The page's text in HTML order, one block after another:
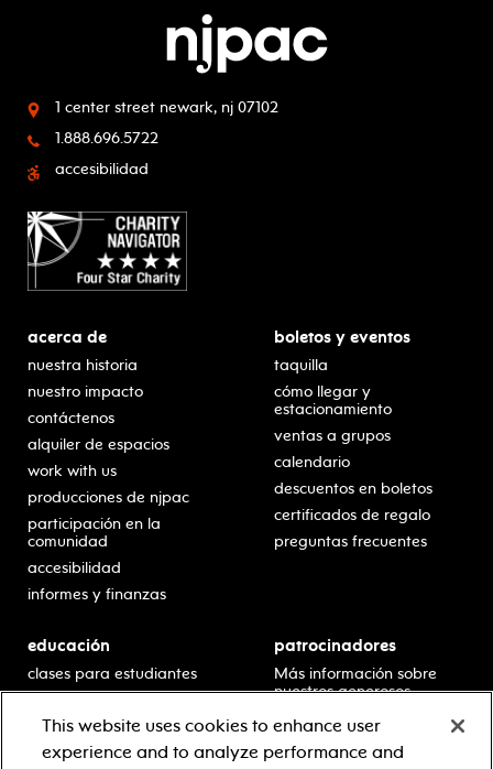
1 center street newark, nj 07102
1.888.696.5722
accesibilidad
acerca de
nuestra historia
nuestro impacto
contáctenos
alquiler de espacios
work with us
producciones de njpac
participación en la
comunidad
accesibilidad
informes y finanzas
boletos y eventos
taquilla
cómo llegar y
estacionamiento
ventas a grupos
calendario
descuentos en boletos
certificados de regalo
preguntas frecuentes
educación
clases para estudiantes
escolar
residencias en escuelas
patrocinadores
Más información sobre
nuestros generosos
This website uses cookies to enhance user
experience and to analyze performance and